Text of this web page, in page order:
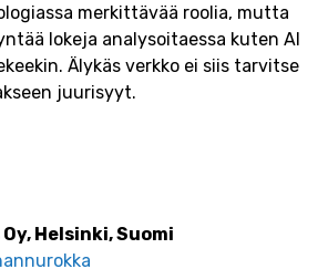
merkittävää roolia, mutta
lokeja analysoitaessa kuten AI
Älykäs verkko ei siis tarvitse
juurisyyt.
Helsinki, Suomi